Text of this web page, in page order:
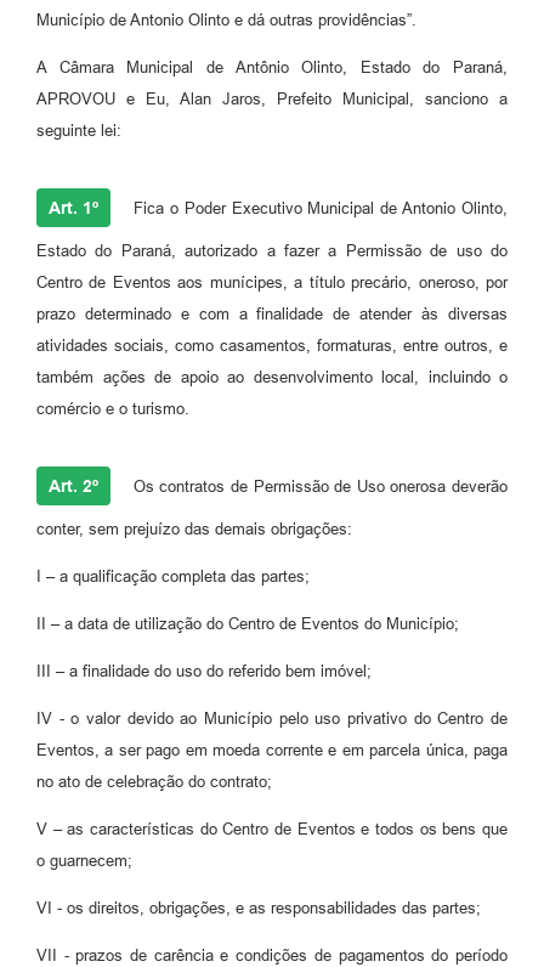
Portarias
Leis
PPA 2026-2029
Tributação Municipal
Informação ao Cidadão
Leis Municipais
Principal
Arquivos para Download
Notícias
Turismo
Município de Antonio Olinto e dá outras providências”.
A Câmara Municipal de Antônio Olinto, Estado do Paraná,
APROVOU e Eu, Alan Jaros, Prefeito Municipal, sanciono a
seguinte lei:
Art. 1º Fica o Poder Executivo Municipal de Antonio Olinto,
Estado do Paraná, autorizado a fazer a Permissão de uso do
Centro de Eventos aos munícipes, a título precário, oneroso, por
prazo determinado e com a finalidade de atender às diversas
atividades sociais, como casamentos, formaturas, entre outros, e
também ações de apoio ao desenvolvimento local, incluindo o
comércio e o turismo.
Art. 2º Os contratos de Permissão de Uso onerosa deverão
conter, sem prejuízo das demais obrigações:
I – a qualificação completa das partes;
II – a data de utilização do Centro de Eventos do Município;
III – a finalidade do uso do referido bem imóvel;
IV - o valor devido ao Município pelo uso privativo do Centro de
Eventos, a ser pago em moeda corrente e em parcela única, paga
no ato de celebração do contrato;
V – as características do Centro de Eventos e todos os bens que
o guarnecem;
VI - os direitos, obrigações, e as responsabilidades das partes;
VII - prazos de carência e condições de pagamentos do período